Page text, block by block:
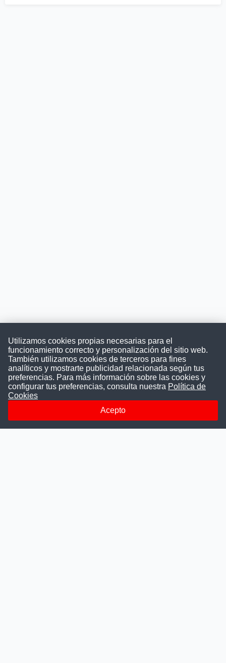
Convocatoriasdetrabajo.com
ConvocatoriasDeTrabajo.com es una plataforma informativa
la difusión y transparencia de los concursos públicos, además
ayudamos a las instituciones a encontrar a los mejores
talentos. A nuestros usuarios le brindamos en un solo lugar
Utilizamos cookies propias necesarias para el
funcionamiento correcto y personalización del sitio web.
También utilizamos cookies de terceros para fines
analíticos y mostrarte publicidad relacionada según tus
preferencias. Para más información sobre las cookies y
configurar tus preferencias, consulta nuestra Política de
Cookies
Acepto